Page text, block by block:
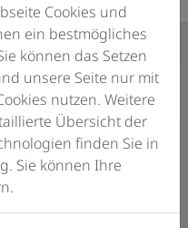
Planungshilfen:
Cookies und
ein bestmögliches
können das Setzen
unsere Seite nur mit
nutzen. Weitere
Übersicht der
finden Sie in
Sie können Ihre